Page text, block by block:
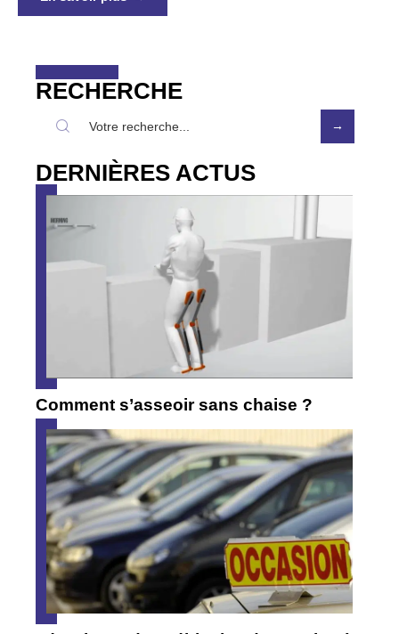
RECHERCHE
DERNIÈRES ACTUS
Comment s’asseoir sans chaise ?